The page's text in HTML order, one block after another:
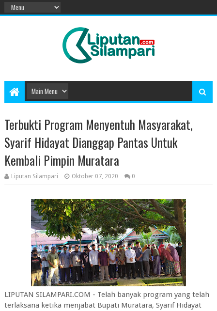
Terbukti Program Menyentuh Masyarakat,
Syarif Hidayat Dianggap Pantas Untuk
Kembali Pimpin Muratara
Liputan Silampari Oktober 07, 2020 0
LIPUTAN SILAMPARI.COM - Telah banyak program yang telah
terlaksana ketika menjabat Bupati Muratara, Syarif Hidayat